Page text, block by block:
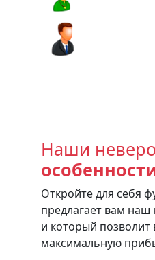
Наши
Откройте для себя
предлагает вам наш
и который позволит
максимальную